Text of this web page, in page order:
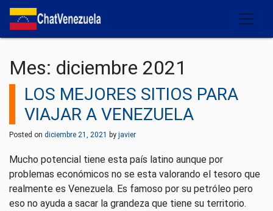
Salir del contenido
Mes: diciembre 2021
LOS MEJORES SITIOS PARA
VIAJAR A VENEZUELA
Posted on diciembre 21, 2021 by javier
Mucho potencial tiene esta país latino aunque por
problemas económicos no se esta valorando el tesoro que
realmente es Venezuela. Es famoso por su petróleo pero
eso no ayuda a sacar la grandeza que tiene su territorio.